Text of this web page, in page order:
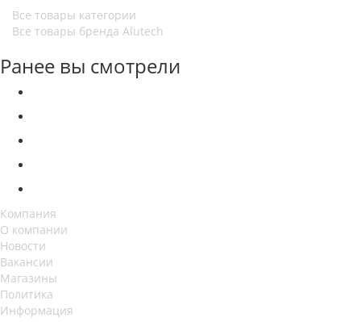
Все товары категории
Все товары бренда Alutech
Ранее вы смотрели
Компания
О компании
Новости
Вакансии
Магазины
Политика
Информация